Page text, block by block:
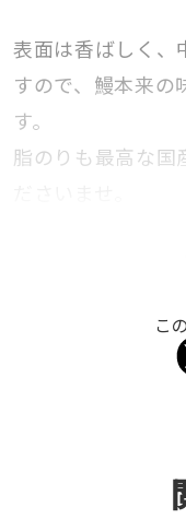
表面は香ばしく、
すので、鰻本来の
す。
脂のりも最高な国
こ